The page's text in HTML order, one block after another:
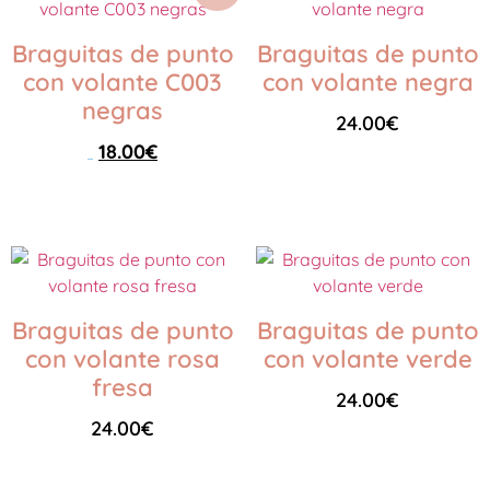
Braguitas de punto
con volante C003
negras
18.00€
Braguitas de punto
con volante negra
24.00€
Braguitas de punto
con volante rosa
fresa
24.00€
Braguitas de punto
con volante verde
24.00€